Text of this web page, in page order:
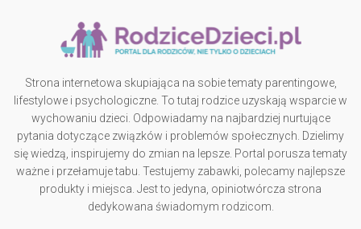
Strona internetowa skupiająca na sobie tematy parentingowe,
lifestylowe i psychologiczne. To tutaj rodzice uzyskają wsparcie w
wychowaniu dzieci. Odpowiadamy na najbardziej nurtujące
pytania dotyczące związków i problemów społecznych. Dzielimy
się wiedzą, inspirujemy do zmian na lepsze. Portal porusza tematy
ważne i przełamuje tabu. Testujemy zabawki, polecamy najlepsze
produkty i miejsca. Jest to jedyna, opiniotwórcza strona
dedykowana świadomym rodzicom.